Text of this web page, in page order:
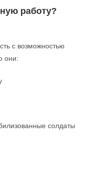
работу?
с возможностью
они:
солдаты